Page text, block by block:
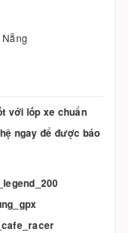
với lốp xe chuẩn
ngay để được báo